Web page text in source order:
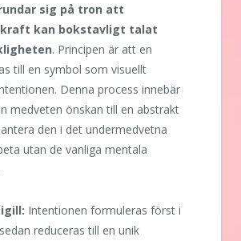
sig på tron att
kan bokstavligt talat
. Principen är att en
till en symbol som visuellt
Denna process innebär
medveten önskan till en abstrakt
den i det undermedvetna
utan de vanliga mentala
Intentionen formuleras först i
reduceras till en unik